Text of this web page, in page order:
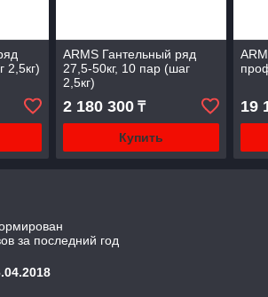
2,5кг)
ARMS Гантельный ряд
27,5-50кг, 10 пар (шаг
2,5кг)
2 180 300₸
Купить
19
за последний год